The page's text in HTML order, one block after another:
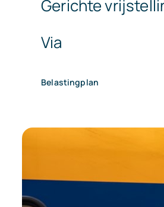
Gerichte
Via
Belastingplan